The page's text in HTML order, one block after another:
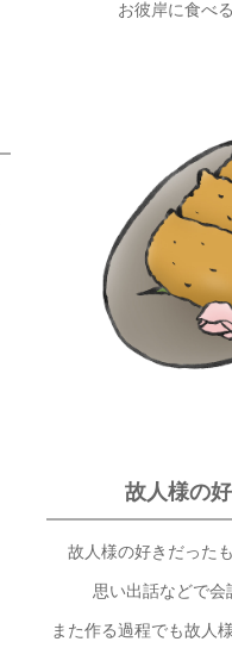
お彼岸に食べ
故人様の
故人様の好きだった
思い出話などで会
また作る過程でも故人